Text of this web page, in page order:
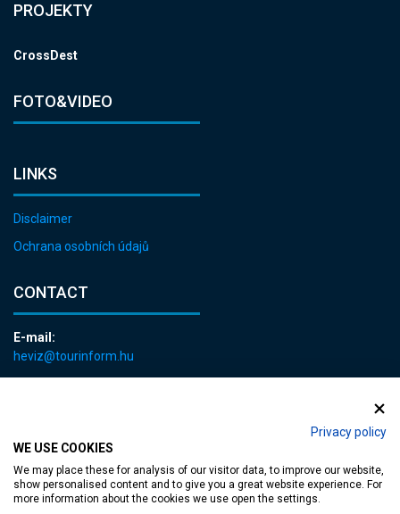
Privacy policy
WE USE COOKIES
We may place these for analysis of our visitor data, to improve our website,
show personalised content and to give you a great website experience. For
more information about the cookies we use open the settings.
PROJEKTY
CrossDest
FOTO&VIDEO
LINKS
Disclaimer
Ochrana osobních údajů
CONTACT
E-mail:
heviz@tourinform.hu